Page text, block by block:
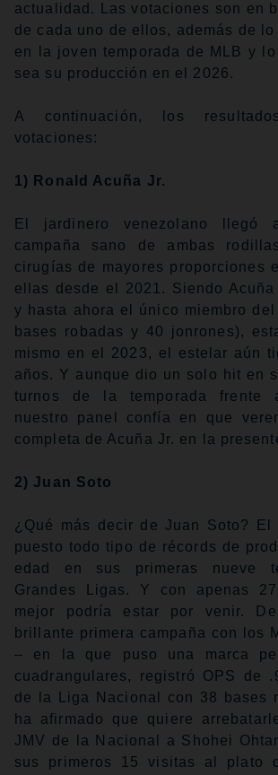
actualidad. Las votaciones son en
de cada uno de ellos, además de
en la joven temporada de MLB y
sea su producción en el 2026.
A continuación, los
votaciones:
1) Ronald Acuña Jr.
El jardinero venezolano llegó
campaña sano de ambas
cirugías de mayores proporciones
ellas desde el 2021. Siendo
y hasta ahora el único miembro
bases robadas y 40 jonrones),
mismo en el 2023, el estelar aún
años. Y aunque dio un solo hit en
turnos de la temporada frente
nuestro panel confía en que
completa de Acuña Jr. en la
2) Juan Soto
¿Qué más decir de Juan Soto? El
puesto todo tipo de récords de
edad en sus primeras nueve
Grandes Ligas. Y con apenas
mejor podría estar por venir.
brillante primera campaña con los
– en la que puso una marca
cuadrangulares, registró OPS de
de la Liga Nacional con 38 bases
ha afirmado que quiere
JMV de la Nacional a Shohei
sus primeros 15 visitas al plato